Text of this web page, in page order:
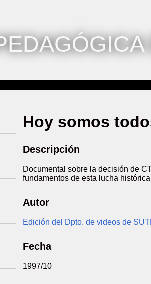
Hoy somos
Descripción
Documental sobre la decisión de
fundamentos de esta lucha
Autor
Edición del Dpto. de videos de
Fecha
1997/10